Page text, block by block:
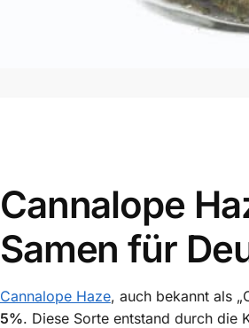
Cannalope
Samen für
Cannalope Haze, auch bekannt als
5%. Diese Sorte entstand durch die